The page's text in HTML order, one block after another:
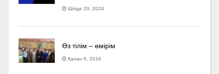
Шілде 20, 2024
Өз тілім – өмірім
Қазан 6, 2016